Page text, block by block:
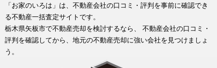
「お家のいろは」は、不動産会社の口コミ・評判を事前に確認でき
る不動産一括査定サイトです。
栃木県矢板市で不動産売却を検討するなら、 不動産会社の口コミ・
評判を確認してから、地元の不動産売却に強い会社を見つけましょ
う。